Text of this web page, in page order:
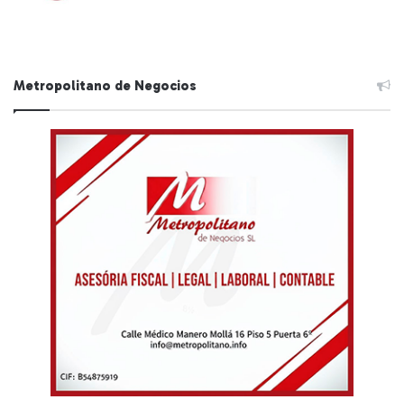
Metropolitano de Negocios